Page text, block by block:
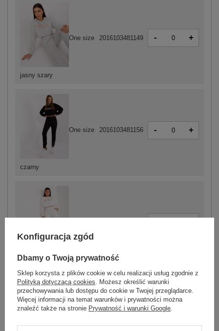
jasny szary
One size 2016103481149 - +
czarny
One size 2016103481156 - +
ecru
ZALOGUJ SIĘ I ZOBACZ CENĘ
Konfiguracja zgód
Dbamy o Twoją prywatność
Sklep korzysta z plików cookie w celu realizacji usług zgodnie z
Polityką dotyczącą cookies. Możesz określić warunki
przechowywania lub dostępu do cookie w Twojej przeglądarce.
Więcej informacji na temat warunków i prywatności można
znaleźć także na stronie Prywatność i warunki Google.